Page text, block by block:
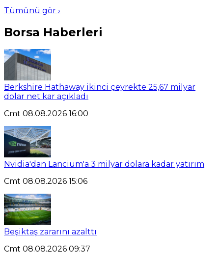
Tümünü gör ›
Borsa Haberleri
Berkshire Hathaway ikinci çeyrekte 25,67 milyar
dolar net kar açıkladı
Cmt 08.08.2026 16:00
Nvidia'dan Lancium'a 3 milyar dolara kadar yatırım
Cmt 08.08.2026 15:06
Beşiktaş zararını azalttı
Cmt 08.08.2026 09:37